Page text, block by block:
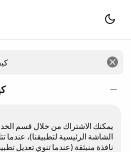
يمكنك الاشتراك من خلال قسم
الشاشة الرئيسية لتطبيقنا)، عندما
نافذة منبثقة (عندما تنوي تعديل